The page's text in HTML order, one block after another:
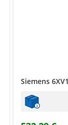
Siemens